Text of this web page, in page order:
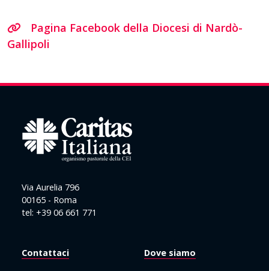
Pagina Facebook della Diocesi di Nardò-
Gallipoli
Via Aurelia 796
00165 - Roma
tel: +39 06 661 771
Contattaci Dove siamo